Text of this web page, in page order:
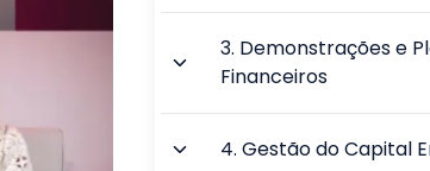
3. Demonstrações e
Financeiros
4.Gestão do Capital